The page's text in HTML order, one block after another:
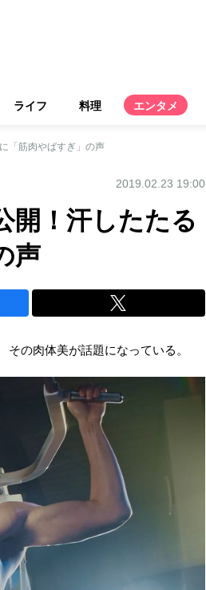
ライフ 料理 エンタメ
「筋肉やばすぎ」の声
2019.02.23 19:00
開！汗したたる
声
の肉体美が話題になっている。